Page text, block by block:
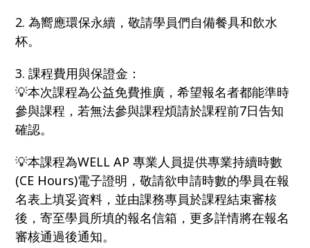
2. 為嚮應環保永續，敬請學員們自備餐具和飲水
杯。
3. 課程費用與保證金：
💡本次課程為公益免費推廣，希望報名者都能準時
參與課程，若無法參與課程煩請於課程前7日告知
確認。
💡本課程為WELL AP 專業人員提供專業持續時數
(CE Hours)電子證明，敬請欲申請時數的學員在報
名表上填妥資料，並由課務專員於課程結束審核
後，寄至學員所填的報名信箱，更多詳情將在報名
審核通過後通知。